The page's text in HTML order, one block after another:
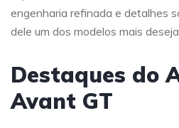
engenharia refinada e detalhes
dele um dos modelos mais
Destaques do
Avant GT